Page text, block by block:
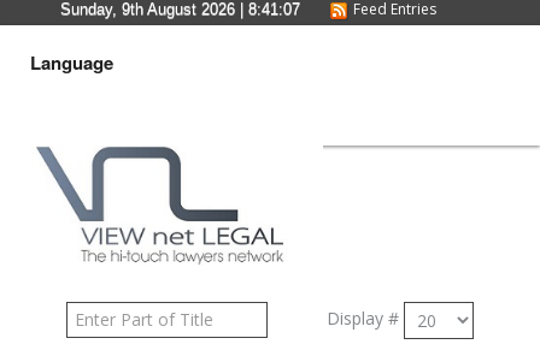
Feed Entries
Sunday, 9th August 2026 | 8:41:07
Language
Display #